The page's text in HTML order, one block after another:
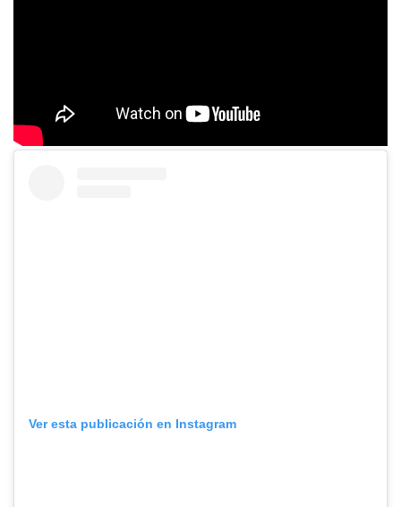
Ver esta publicación en Instagram